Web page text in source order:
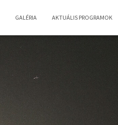
GALÉRIA AKTUÁLIS PROGRAMOK